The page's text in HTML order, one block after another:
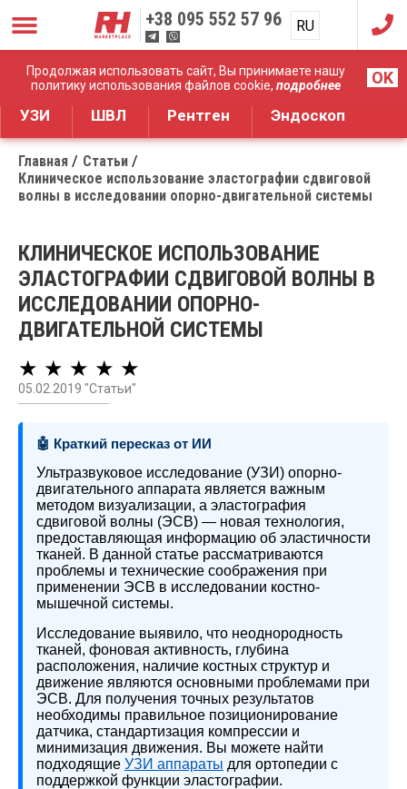
Продолжая использовать сайт, Вы принимаете нашу
политику использования файлов cookie, подробнее OK
+38 095 552 57 96 RU
UA
Дистрибуция медицинского оборудования
УЗИ ШВЛ Рентген Эндоскоп
Главная
Статьи
Клиническое использование эластографии сдвиговой
волны в исследовании опорно-двигательной системы
КЛИНИЧЕСКОЕ ИСПОЛЬЗОВАНИЕ
ЭЛАСТОГРАФИИ СДВИГОВОЙ ВОЛНЫ В
ИССЛЕДОВАНИИ ОПОРНО-
ДВИГАТЕЛЬНОЙ СИСТЕМЫ
★ ★ ★ ★ ★
05.02.2019 "Статьи"
🤖 Краткий пересказ от ИИ
Ультразвуковое исследование (УЗИ) опорно-
двигательного аппарата является важным
методом визуализации, а эластография
сдвиговой волны (ЭСВ) — новая технология,
предоставляющая информацию об эластичности
тканей. В данной статье рассматриваются
проблемы и технические соображения при
применении ЭСВ в исследовании костно-
мышечной системы.
Исследование выявило, что неоднородность
тканей, фоновая активность, глубина
расположения, наличие костных структур и
движение являются основными проблемами при
ЭСВ. Для получения точных результатов
необходимы правильное позиционирование
датчика, стандартизация компрессии и
минимизация движения. Вы можете найти
подходящие УЗИ аппараты для ортопедии с
поддержкой функции эластографии.